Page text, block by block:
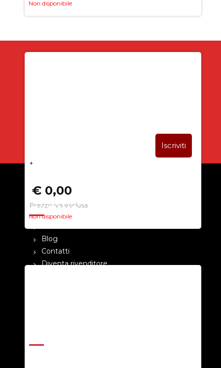
Non disponibile
+
€ 0,00
Prezzo iva esclusa
Non disponibile
CHI SIAMO
Blog
Contatti
Diventa rivenditore